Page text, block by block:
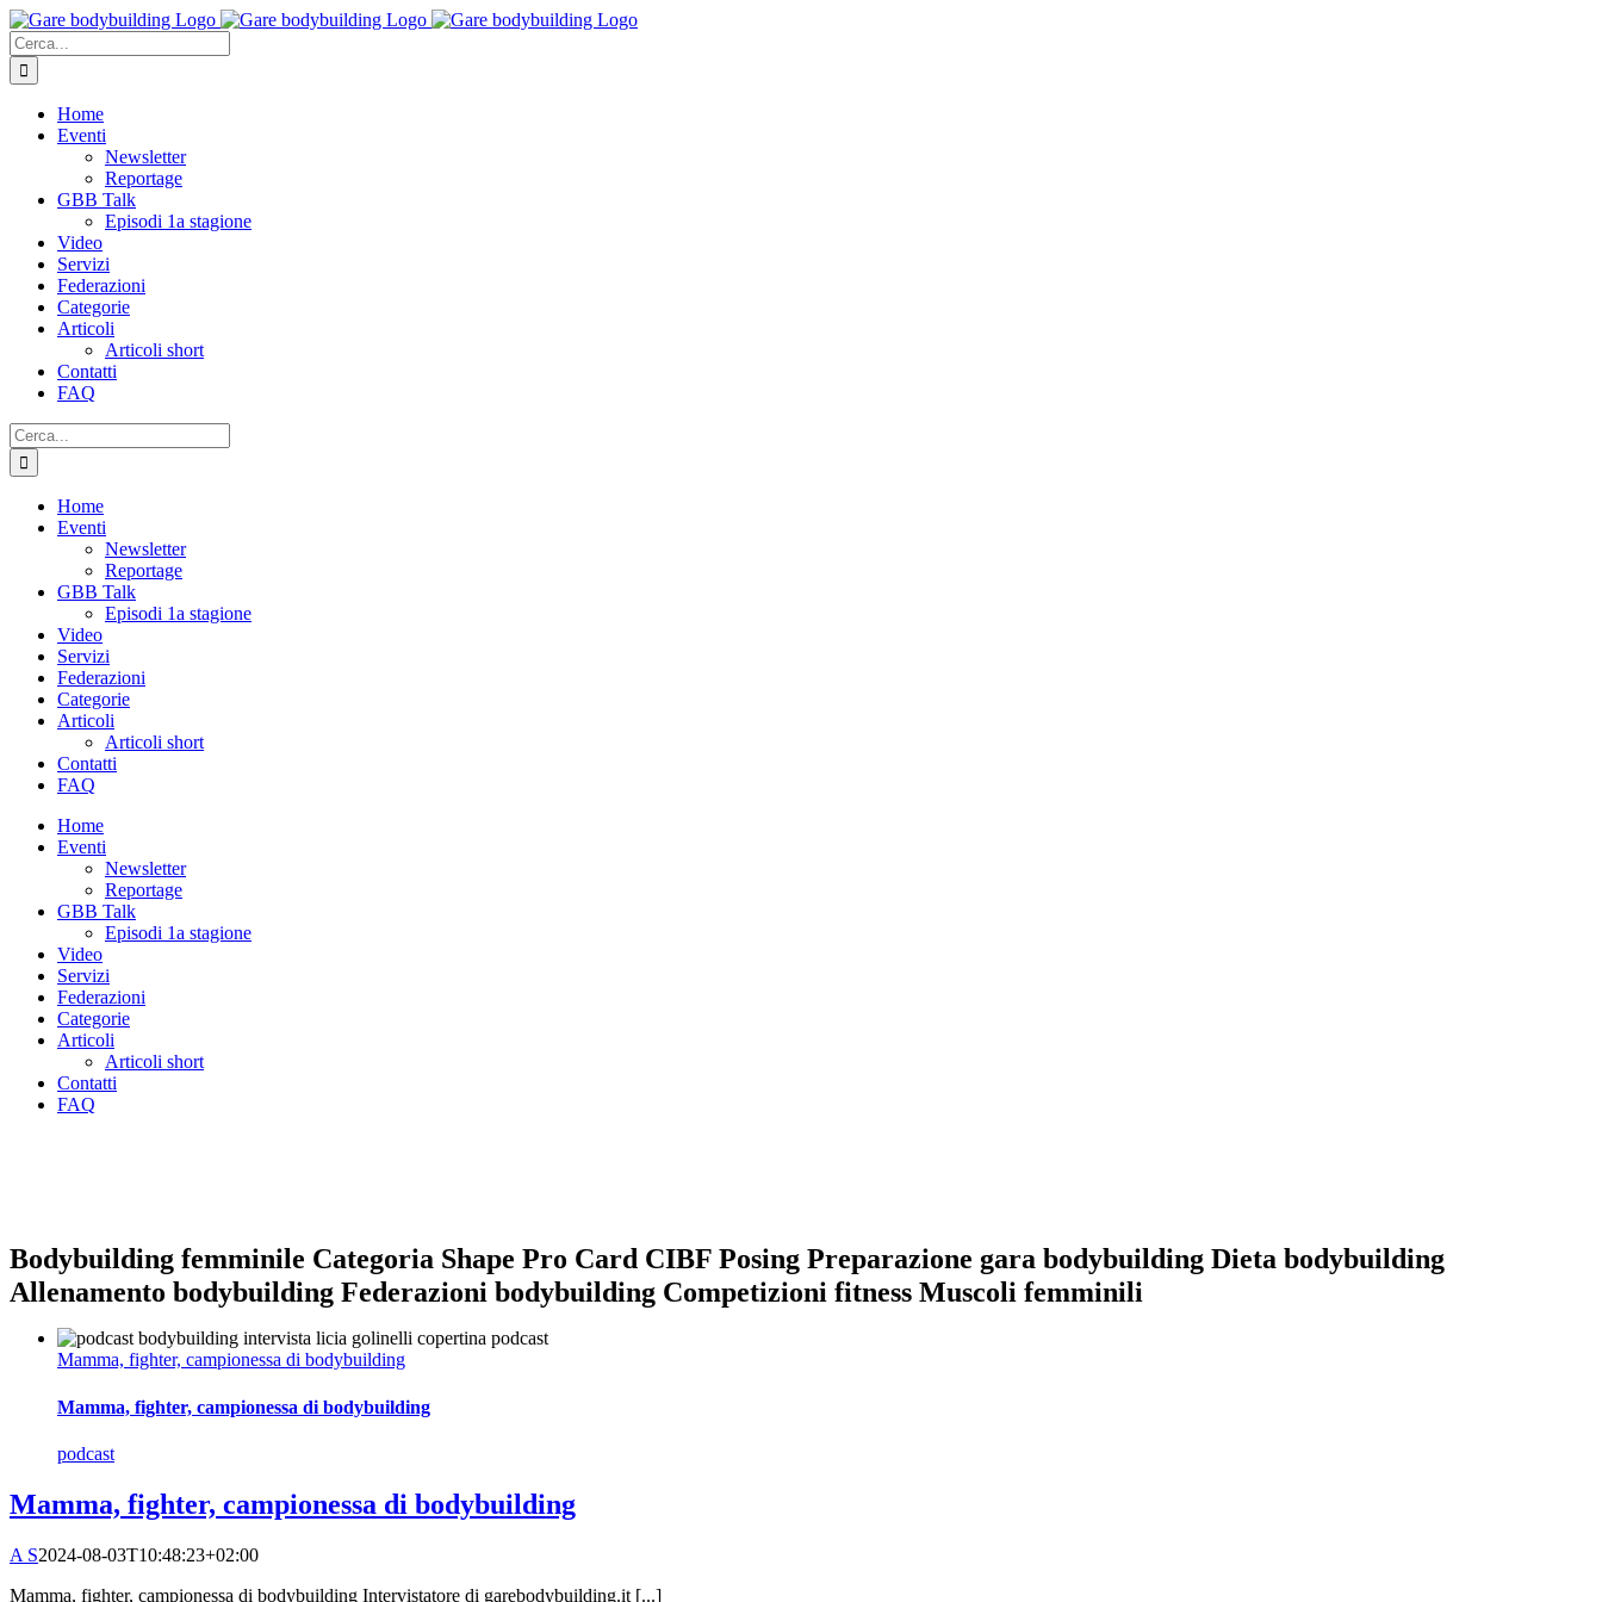
Salta
al
contenuto
Cerca
per:
Home
Eventi
Newsletter
Reportage
GBB Talk
Episodi 1a stagione
Video
Servizi
Federazioni
Categorie
Articoli
Articoli short
Contatti
FAQ
Cerca
per:
Home
Eventi
Newsletter
Reportage
GBB Talk
Episodi 1a stagione
Video
Servizi
Federazioni
Categorie
Articoli
Articoli short
Contatti
FAQ
Home
Eventi
Newsletter
Reportage
GBB Talk
Episodi 1a stagione
Video
Servizi
Federazioni
Categorie
Articoli
Articoli short
Contatti
FAQ
Bodybuilding femminile Categoria Shape Pro Card CIBF Posing Preparazione gara bodybuilding Dieta bodybuilding
Allenamento bodybuilding Federazioni bodybuilding Competizioni fitness Muscoli femminili
Mamma, fighter, campionessa di bodybuilding
Mamma, fighter, campionessa di bodybuilding
podcast
Mamma, fighter, campionessa di bodybuilding
A S2024-08-03T10:48:23+02:00
Mamma, fighter, campionessa di bodybuilding Intervistatore di garebodybuilding.it [...]